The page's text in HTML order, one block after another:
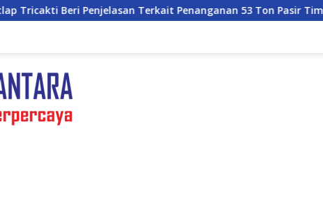
Terkait Penanganan 53 Ton Pasir Timah di Air Merbau